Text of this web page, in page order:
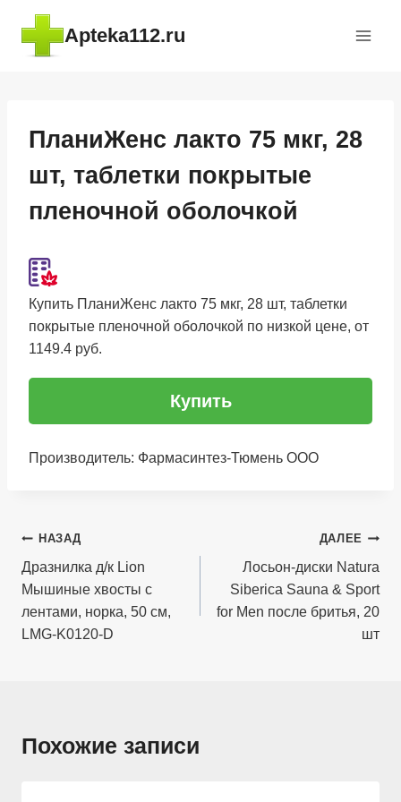
Перейти
содержимому
Apteka112.ru
ПланиЖенс лакто 75 мкг, 28
шт, таблетки покрытые
пленочной оболочкой
Купить ПланиЖенс лакто 75 мкг, 28 шт, таблетки
покрытые пленочной оболочкой по низкой цене, от
1149.4 руб.
Купить
Производитель: Фармасинтез-Тюмень ООО
Навигация
по
записям
НАЗАД
Дразнилка д/к Lion
Мышиные хвосты с
лентами, норка, 50 см,
LMG-K0120-D
ДАЛЕЕ
Лосьон-диски Natura
Siberica Sauna & Sport
for Men после бритья, 20
шт
Похожие записи